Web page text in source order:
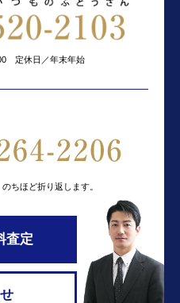
定休日／年末年始
ちほど折り返します。
査定